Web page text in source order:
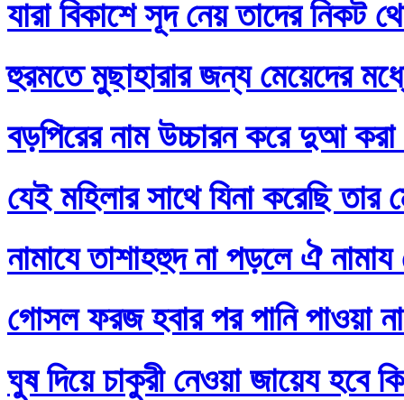
যারা বিকাশে সূদ নেয় তাদের নিকট
হুরমতে মুছাহারার জন্য মেয়েদের
বড়পিরের নাম উচ্চারন করে দুআ করা
যেই মহিলার সাথে যিনা করেছি তার
নামাযে তাশাহহুদ না পড়লে ঐ
গোসল ফরজ হবার পর পানি পাওয়া
ঘুষ দিয়ে চাকুরী নেওয়া জায়েয হবে